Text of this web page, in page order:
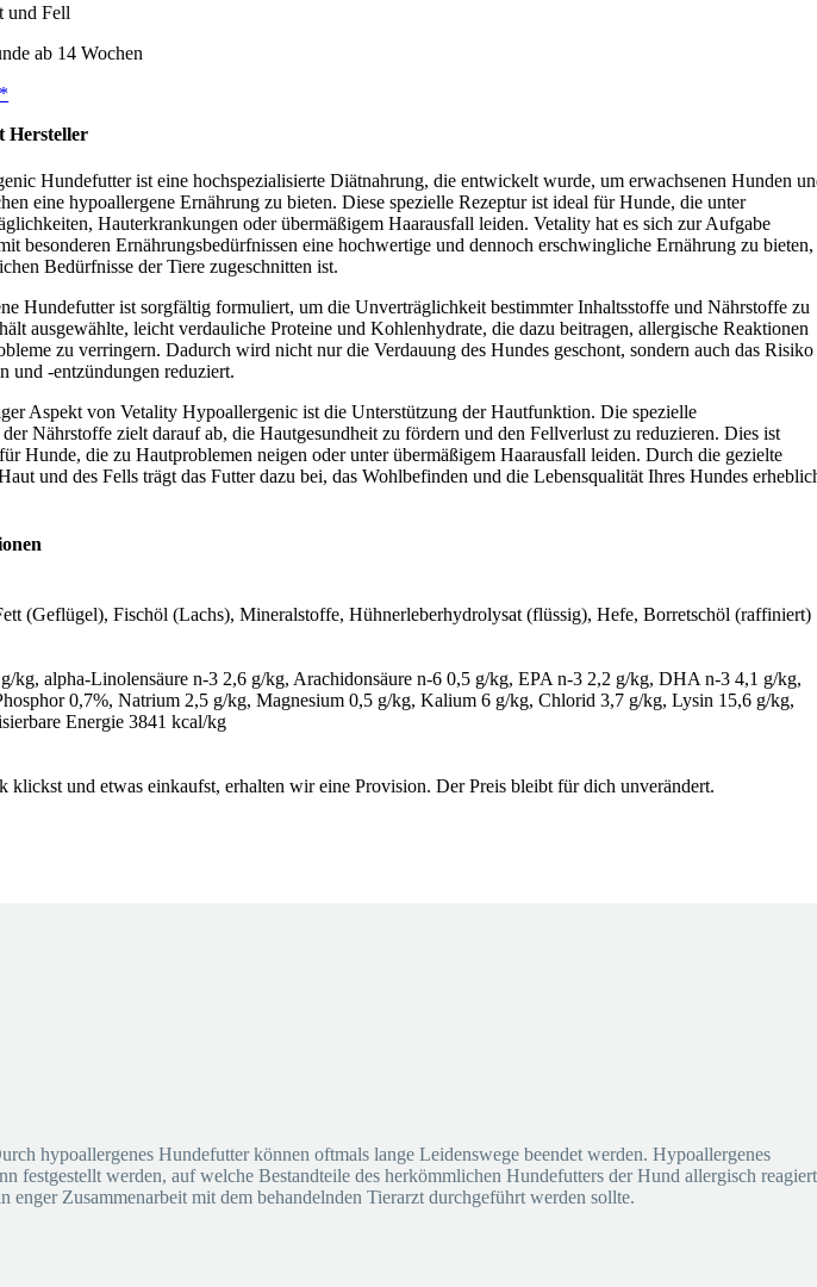
und Fell
ab 14 Wochen
Hersteller
Hundefutter ist eine hochspezialisierte Diätnahrung, die entwickelt wurde, um erwachsenen Hunden
eine hypoallergene Ernährung zu bieten. Diese spezielle Rezeptur ist ideal für Hunde, die unter
Hauterkrankungen oder übermäßigem Haarausfall leiden. Vetality hat es sich zur Aufgabe
besonderen Ernährungsbedürfnissen eine hochwertige und dennoch erschwingliche Ernährung zu bieten,
Bedürfnisse der Tiere zugeschnitten ist.
Hundefutter ist sorgfältig formuliert, um die Unverträglichkeit bestimmter Inhaltsstoffe und Nährstoffe zu
ausgewählte, leicht verdauliche Proteine und Kohlenhydrate, die dazu beitragen, allergische Reaktionen
zu verringern. Dadurch wird nicht nur die Verdauung des Hundes geschont, sondern auch das Risiko
und -entzündungen reduziert.
Aspekt von Vetality Hypoallergenic ist die Unterstützung der Hautfunktion. Die spezielle
der Nährstoffe zielt darauf ab, die Hautgesundheit zu fördern und den Fellverlust zu reduzieren. Dies ist
Hunde, die zu Hautproblemen neigen oder unter übermäßigem Haarausfall leiden. Durch die gezielte
und des Fells trägt das Futter dazu bei, das Wohlbefinden und die Lebensqualität Ihres Hundes
(Geflügel), Fischöl (Lachs), Mineralstoffe, Hühnerleberhydrolysat (flüssig), Hefe, Borretschöl (raffiniert)
alpha-Linolensäure n-3 2,6 g/kg, Arachidonsäure n-6 0,5 g/kg, EPA n-3 2,2 g/kg, DHA n-3 4,1 g/kg,
0,7%, Natrium 2,5 g/kg, Magnesium 0,5 g/kg, Kalium 6 g/kg, Chlorid 3,7 g/kg, Lysin 15,6 g/kg,
Energie 3841 kcal/kg
und etwas einkaufst, erhalten wir eine Provision. Der Preis bleibt für dich unverändert.
hypoallergenes Hundefutter können oftmals lange Leidenswege beendet werden. Hypoallergenes
festgestellt werden, auf welche Bestandteile des herkömmlichen Hundefutters der Hund allergisch
Zusammenarbeit mit dem behandelnden Tierarzt durchgeführt werden sollte.